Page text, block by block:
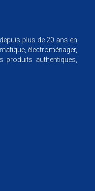
plus de 20 ans en
électroménager,
produits authentiques,